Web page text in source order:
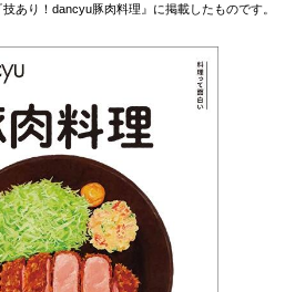
あり！dancyu豚肉料理』に掲載したものです。